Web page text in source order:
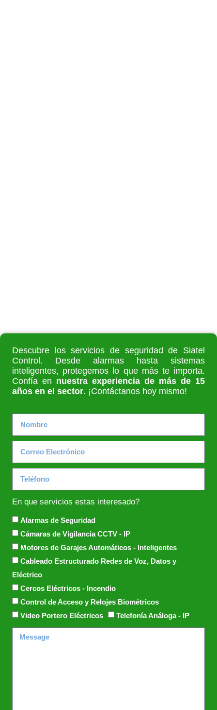
Descubre los servicios de seguridad de Siatel
Control. Desde alarmas hasta sistemas
inteligentes, protegemos lo que más te importa.
Confía en nuestra experiencia de más de 15
años en el sector. ¡Contáctanos hoy mismo!
En que servicios estas interesado?
Alarmas de Seguridad
Cámaras de Vigilancia CCTV - IP
Motores de Garajes Automáticos - Inteligentes
Cableado Estructurado Redes de Voz, Datos y
Eléctrico
Cercos Eléctricos - Incendio
Control de Acceso y Relojes Biométricos
Video Portero Eléctricos
Telefonía Análoga - IP